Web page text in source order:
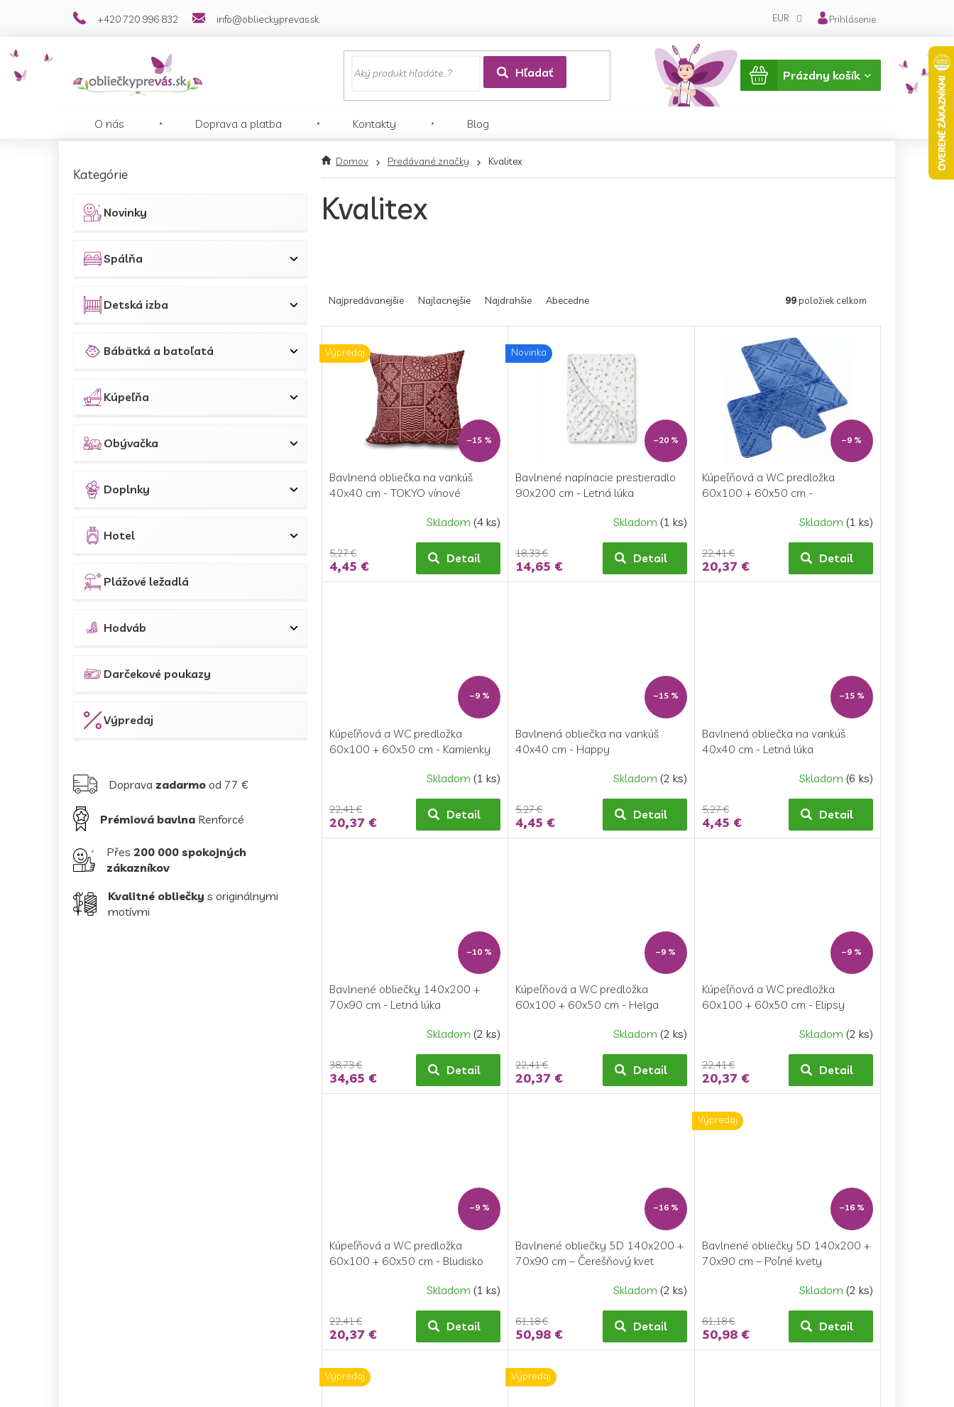
+420 720 996 832 info@oblieckyprevas.sk EUR Prihlásenie
Hľadať
Nákupný
košík
Prázdny košík
O nás Doprava a platba Kontakty Blog
kategórie
Kategórie
Novinky
Spálňa
Detská izba
Bábätká a batoľatá
Kúpeľňa
Obývačka
Doplnky
Hotel
Plážové ležadlá
Hodváb
Darčekové poukazy
Výpredaj
Doprava zadarmo od 77 €
Prémiová bavlna Renforcé
Přes 200 000 spokojných
zákazníkov
Kvalitné obliečky s originálnymi
motívmi
Domov Predávané značky Kvalitex
Kvalitex
a
e
n
i
Najpredávanejšie Najlacnejšie Najdrahšie Abecedne 99 položiek celkom
ý
p
s
vVýpredaj
–15 %
Bavlnená obliečka na vankúš
40x40 cm - TOKYO vínové
Skladom(4 ks)
5,27 €
4,45 € Detail
Novinka
–20 %
Bavlnené napínacie prestieradlo
90x200 cm - Letná lúka
Skladom (1 ks)
18,33 €
14,65 € Detail
–9 %
Kúpeľňová a WC predložka
60x100 + 60x50 cm -
Skladom (1 ks)
22,41 €
20,37 € Detail
–9 %
Kúpeľňová a WC predložka
60x100 + 60x50 cm - Kamienky
Skladom(1 ks)
22,41 €
20,37 € Detail
–15 %
Bavlnená obliečka na vankúš
40x40 cm - Happy
Skladom (2 ks)
5,27 €
4,45 € Detail
–15 %
Bavlnená obliečka na vankúš
40x40 cm - Letná lúka
Skladom (6 ks)
5,27 €
4,45 € Detail
–10 %
Bavlnené obliečky 140x200 +
70x90 cm - Letná lúka
Skladom(2 ks)
38,73 €
34,65 € Detail
–9 %
Kúpeľňová a WC predložka
60x100 + 60x50 cm - Helga
Skladom (2 ks)
22,41 €
20,37 € Detail
–9 %
Kúpeľňová a WC predložka
60x100 + 60x50 cm - Elipsy
Skladom (2 ks)
22,41 €
20,37 € Detail
–9 %
Kúpeľňová a WC predložka
60x100 + 60x50 cm - Bludisko
Skladom(1 ks)
22,41 €
20,37 € Detail
–16 %
Bavlnené obliečky 5D 140x200 +
70x90 cm – Čerešňový kvet
Skladom (2 ks)
61,18 €
50,98 € Detail
Výpredaj
–16 %
Bavlnené obliečky 5D 140x200 +
70x90 cm – Poľné kvety
Skladom (2 ks)
61,18 €
50,98 € Detail
Výpredaj Výpredaj